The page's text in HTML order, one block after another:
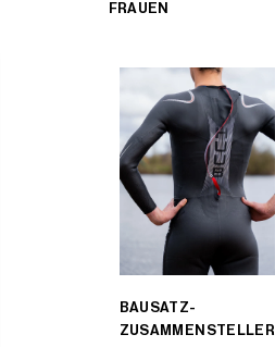
FRAUEN
BAUSATZ-
ZUSAMMENSTELLER